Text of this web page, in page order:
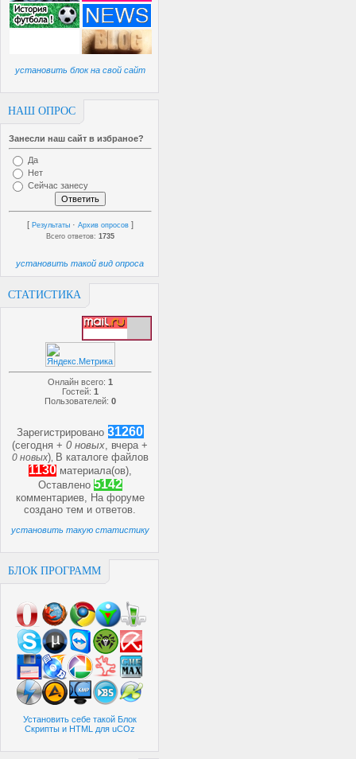
установить блок на свой сайт
НАШ ОПРОС
Занесли наш сайт в избраное?
Да
Нет
Сейчас занесу
[ Результаты · Архив опросов ]
Всего ответов: 1735
установить такой вид опроса
СТАТИСТИКА
Онлайн всего: 1
Гостей: 1
Пользователей: 0
Зарегистрировано 31260
(сегодня +0 новых, вчера +
0 новых) В каталоге файлов
1130 материала(ов),
Оставлено 5142
комментариев, На форуме
созданотем иответов.
установить такую статистику
БЛОК ПРОГРАММ
Установить себе такой Блок
Скрипты и HTML для uCOz